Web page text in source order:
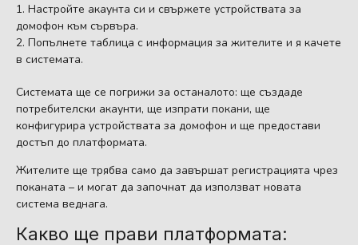
Настройте акаунта си и свържете устройствата за
домофон към сървъра.
Попълнете таблица с информация за жителите и я качете
в системата.
Системата ще се погрижи за останалото: ще създаде
потребителски акаунти, ще изпрати покани, ще
конфигурира устройствата за домофон и ще предостави
достъп до платформата.
Жителите ще трябва само да завършат регистрацията чрез
поканата – и могат да започнат да използват новата
система веднага.
Какво ще прави платформата: